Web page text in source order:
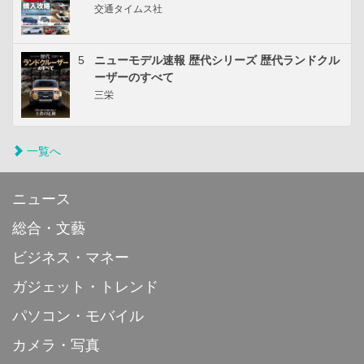
交通タイムス社
5
ニューモデル速報 歴代シリーズ 歴代ランドクル
ーザーのすべて
三栄
一覧へ
ニュース
総合・文藝
ビジネス・マネー
ガジェット・トレンド
パソコン・モバイル
カメラ・写真